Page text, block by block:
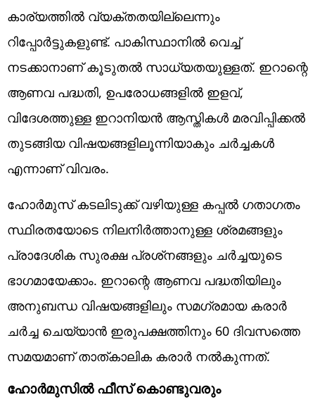
കാര്യത്തില്‍ വ്യക്തതയില്ലെന്നും
റിപ്പോര്‍ട്ടുകളുണ്ട്. പാകിസ്ഥാനില്‍ വെച്ച്
നടക്കാനാണ് കൂടുതല്‍ സാധ്യതയുള്ളത്. ഇറാന്റെ
ആണവ പദ്ധതി, ഉപരോധങ്ങളില്‍ ഇളവ്,
വിദേശത്തുള്ള ഇറാനിയന്‍ ആസ്തികള്‍ മരവിപ്പിക്കല്‍
തുടങ്ങിയ വിഷയങ്ങളിലൂന്നിയാകും ചര്‍ച്ചകള്‍
എന്നാണ് വിവരം.
ഹോര്‍മുസ് കടലിടുക്ക് വഴിയുള്ള കപ്പല്‍ ഗതാഗതം
സ്ഥിരതയോടെ നിലനിര്‍ത്താനുള്ള ശ്രമങ്ങളും
പ്രാദേശിക സുരക്ഷ പ്രശ്‌നങ്ങളും ചര്‍ച്ചയുടെ
ഭാഗമായേക്കാം. ഇറാന്റെ ആണവ പദ്ധതിയിലും
അനുബന്ധ വിഷയങ്ങളിലും സമഗ്രമായ കരാര്‍
ചര്‍ച്ച ചെയ്യാന്‍ ഇരുപക്ഷത്തിനും 60 ദിവസത്തെ
സമയമാണ് താത്കാലിക കരാര്‍ നല്‍കുന്നത്.
ഹോര്‍മുസില്‍ ഫീസ് കൊണ്ടുവരും